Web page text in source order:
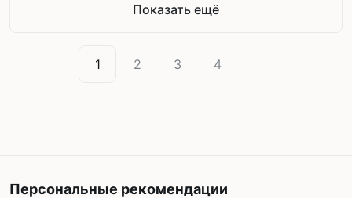
Показать ещё
1 2 3 4
Персональные рекомендации